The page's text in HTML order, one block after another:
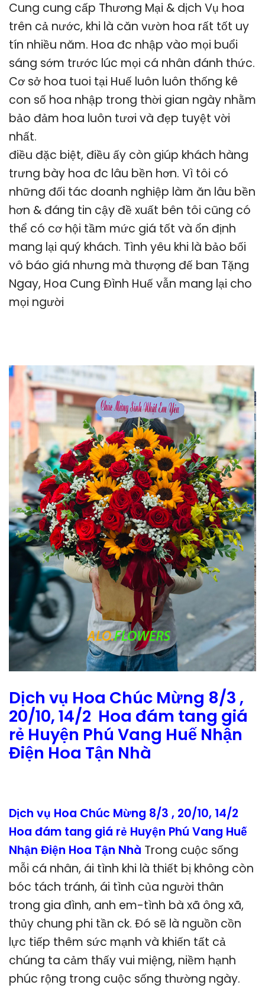
Cung cung cấp Thương Mại & dịch Vụ hoa
trên cả nước, khi là căn vườn hoa rất tốt uy
tín nhiều năm. Hoa đc nhập vào mọi buổi
sáng sớm trước lúc mọi cá nhân đánh thức.
Cơ sở hoa tuoi tại Huế luôn luôn thống kê
con số hoa nhập trong thời gian ngày nhằm
bảo đảm hoa luôn tươi và đẹp tuyệt vời
nhất.
điều đặc biệt, điều ấy còn giúp khách hàng
trưng bày hoa đc lâu bền hơn. Vì tôi có
những đối tác doanh nghiệp làm ăn lâu bền
hơn & đáng tin cậy đề xuất bên tôi cũng có
thể có cơ hội tầm mức giá tốt và ổn định
mang lại quý khách. Tình yêu khi là bảo bối
vô báo giá nhưng mà thượng đế ban Tặng
Ngay, Hoa Cung Đình Huế vẫn mang lại cho
mọi người
Dịch vụ Hoa Chúc Mừng 8/3 ,
20/10, 14/2 Hoa đám tang giá
rẻ Huyện Phú Vang Huế Nhận
Điện Hoa Tận Nhà
Dịch vụ Hoa Chúc Mừng 8/3 , 20/10, 14/2
Hoa đám tang giá rẻ Huyện Phú Vang Huế
Nhận Điện Hoa Tận Nhà Trong cuộc sống
mỗi cá nhân, ái tình khi là thiết bị không còn
bóc tách tránh, ái tình của người thân
trong gia đình, anh em-tình bà xã ông xã,
thủy chung phi tần ck. Đó sẽ là nguồn cồn
lực tiếp thêm sức mạnh và khiến tất cả
chúng ta cảm thấy vui miệng, niềm hạnh
phúc rộng trong cuộc sống thường ngày.